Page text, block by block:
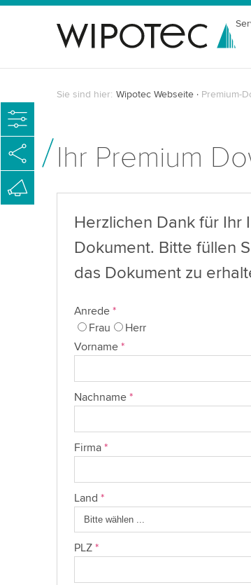
Sie sind hier: Wipotec Webseite Premium-
Ihr Premium
Herzlichen Dank für Ihr
Dokument. Bitte füllen
das Dokument zu
Anrede *
Frau
Herr
Vorname *
Nachname *
Firma *
Land *
PLZ *